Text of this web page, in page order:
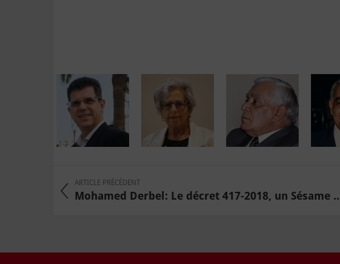
ARTICLE PRÉCÉDENT
Mohamed Derbel: Le décret 417-2018, un Sésame